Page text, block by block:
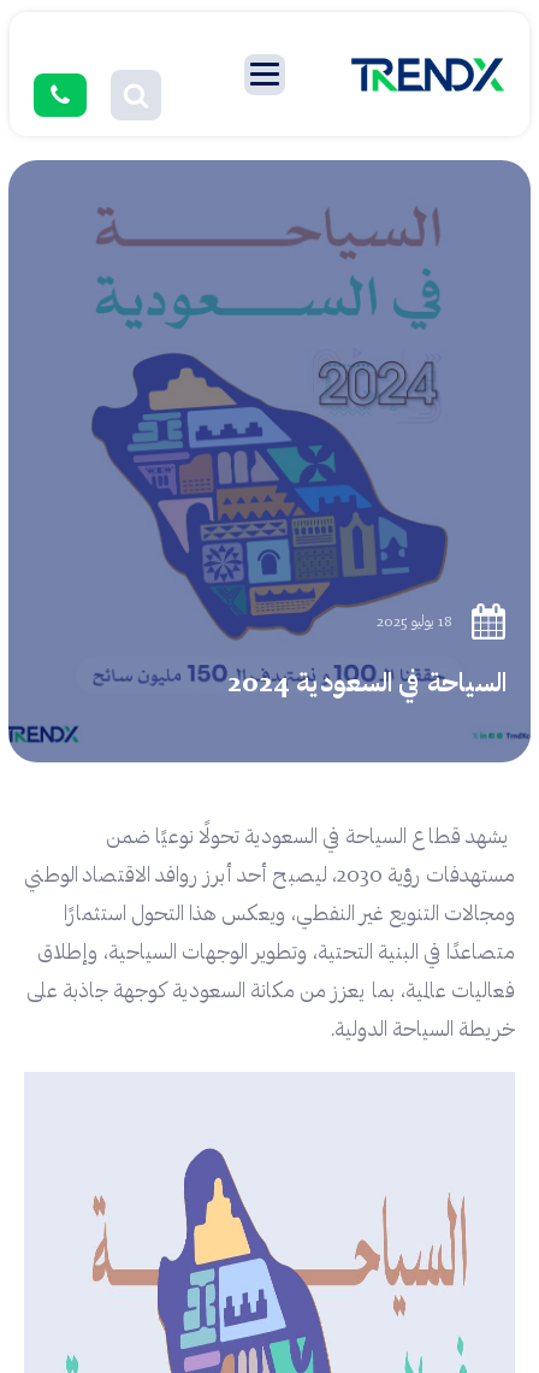
18 يوليو 2025
السياحة في السعودية 2024
يشهد قطاع السياحة في السعودية تحولًا نوعيًا ضمن
مستهدفات رؤية 2030، ليصبح أحد أبرز روافد الاقتصاد الوطني
ومجالات التنويع غير النفطي، ويعكس هذا التحول استثمارًا
متصاعدًا في البنية التحتية، وتطوير الوجهات السياحية، وإطلاق
فعاليات عالمية، بما يعزز من مكانة السعودية كوجهة جاذبة على
خريطة السياحة الدولية.